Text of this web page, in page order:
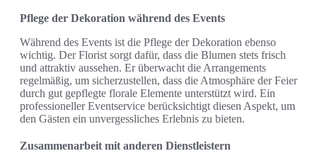
Pflege der Dekoration während des Events
Während des Events ist die Pflege der Dekoration ebenso
wichtig. Der Florist sorgt dafür, dass die Blumen stets frisch
und attraktiv aussehen. Er überwacht die Arrangements
regelmäßig, um sicherzustellen, dass die Atmosphäre der Feier
durch gut gepflegte florale Elemente unterstützt wird. Ein
professioneller Eventservice berücksichtigt diesen Aspekt, um
den Gästen ein unvergessliches Erlebnis zu bieten.
Zusammenarbeit mit anderen Dienstleistern